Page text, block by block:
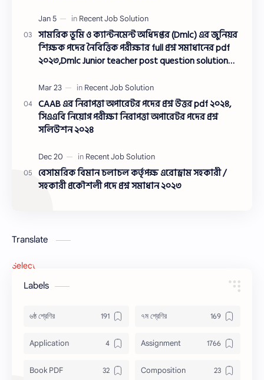
সামরিক ভূমি ও ক্যান্টনমেন্ট অধিদপ্তর (Dmlc) এর জুনিয়র
শিক্ষক পদের নৈবিত্তিক পরীক্ষার full প্রশ্ন সমাধানের pdf
২০২৩,Dmlc Junior teacher post question solution
সমাধান ২০২৩
CAAB এর নিরাপত্তা অপারেটর পদের প্রশ্ন উত্তর pdf ২০২৪,
সিএএবি নিয়োগ পরীক্ষা নিরাপত্তা অপারেটর পদের প্রশ্ন
সলিউশন ২০২৪
বেসামরিক বিমান চলাচল কর্তৃপক্ষ এরোড্রাম সহকারী /
সহকারী প্রকৌশলী পদে প্রশ্ন সমাধান ২০২৩
Translate
Select Language
Labels
৬ষ্ঠ শ্রেণির ৭ম শ্রেণির
Application Assignment
Book PDF Composition